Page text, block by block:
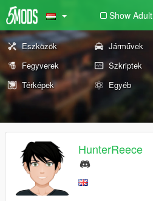
Show Adult
Eszközök Járművek
Fegyverek
Szkriptek
Térképek
Egyéb
HunterReece